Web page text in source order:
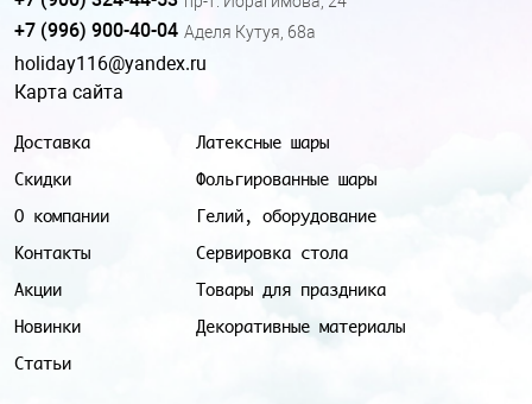
Доставка
Скидки
О компании
Контакты
Акции
Новинки
Статьи
Латексные шары
Фольгированные шары
Гелий, оборудование
Сервировка стола
Товары для праздника
Декоративные материалы
+7 (996) 900-40-04 Аделя Кутуя, 68а
holiday116@yandex.ru
Карта сайта